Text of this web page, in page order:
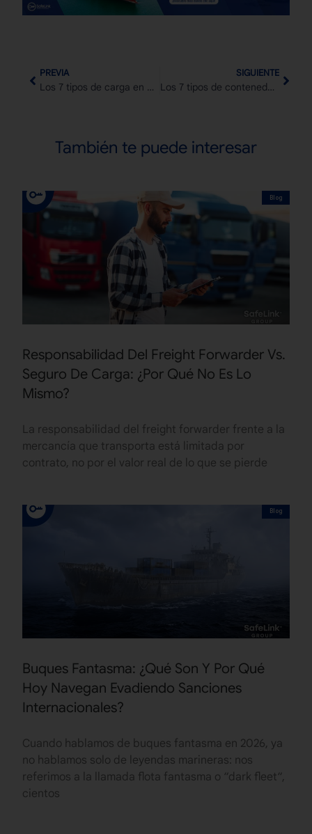
PREVIA
Los 7 tipos de carga en el transporte internacional de mercancías
SIGUIENTE
Los 7 tipos de contenedores marítimos para el transporte internacional
También te puede interesar
Blog
Responsabilidad Del Freight Forwarder Vs.
Seguro De Carga: ¿Por Qué No Es Lo
Mismo?
La responsabilidad del freight forwarder frente a la
mercancía que transporta está limitada por
contrato, no por el valor real de lo que se pierde
Blog
Buques Fantasma: ¿Qué Son Y Por Qué
Hoy Navegan Evadiendo Sanciones
Internacionales?
Cuando hablamos de buques fantasma en 2026, ya
no hablamos solo de leyendas marineras: nos
referimos a la llamada flota fantasma o “dark fleet“,
cientos